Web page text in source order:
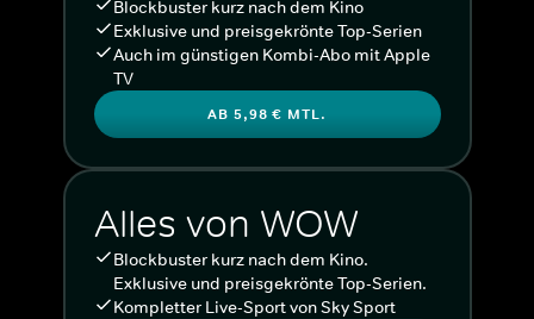
Blockbuster kurz nach dem Kino
Exklusive und preisgekrönte Top-Serien
Auch im günstigen Kombi-Abo mit Apple
TV
AB 5,98 € MTL.
Alles von WOW
Blockbuster kurz nach dem Kino.
Exklusive und preisgekrönte Top-Serien.
Kompletter Live-Sport von Sky Sport